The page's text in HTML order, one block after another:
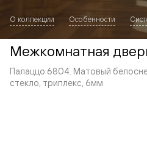
О коллекции Особенности
Межкомнатная
Палаццо 6804. Матовый
стекло, триплекс, 6мм